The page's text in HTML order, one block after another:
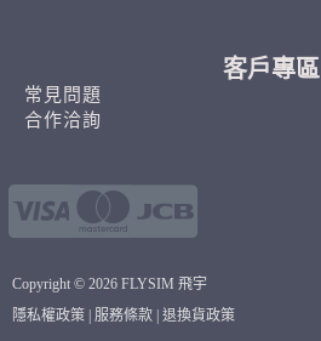
客戶專區
常見問題
合作洽詢
Copyright © 2026 FLYSIM 飛宇
隱私權政策 服務條款 退換貨政策